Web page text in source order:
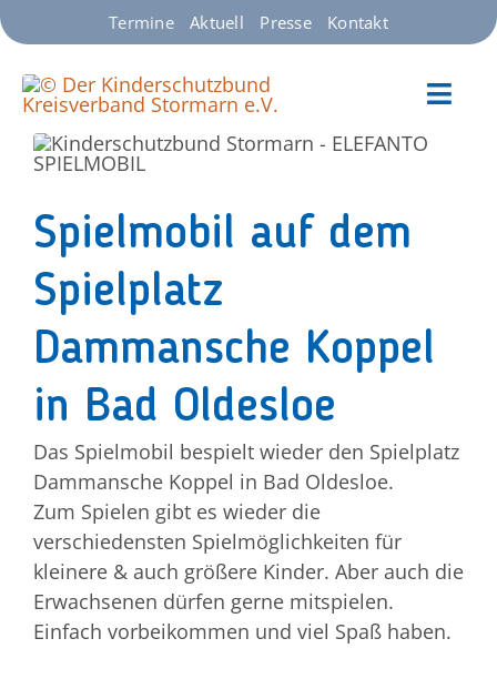
Zum
Inhalt
springen
Termine Aktuell Presse Kontakt
Startseite
Unsere Angebote
Über uns
Spenden & Unterstützen
Jobs
Jetzt spenden!
Spielmobil auf dem
Spielplatz
Dammansche Koppel
in Bad Oldesloe
Das Spielmobil bespielt wieder den Spielplatz
Dammansche Koppel in Bad Oldesloe.
Zum Spielen gibt es wieder die
verschiedensten Spielmöglichkeiten für
kleinere & auch größere Kinder. Aber auch die
Erwachsenen dürfen gerne mitspielen.
Einfach vorbeikommen und viel Spaß haben.